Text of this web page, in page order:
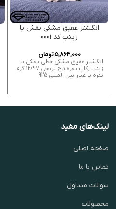
انگشتر عقیق مشکی نقش یا
زینب کد 0001
5,864,000تومان
انگشتر عقیق مشکی خطی نقش یا
زینب رکاب نقره تاج برنجی 12/47 گرم
نقره با عیار بین المللی 925
لینک‌های مفید
صفحه اصلی
تماس با ما
سوالات متداول
محصولات